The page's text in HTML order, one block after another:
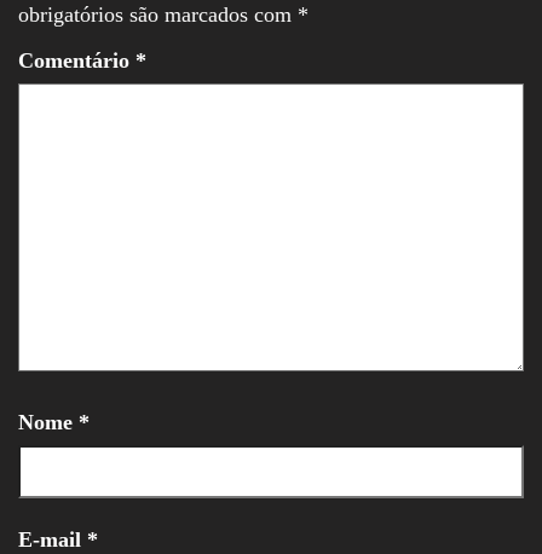
obrigatórios são marcados com *
Comentário *
Nome *
E-mail *